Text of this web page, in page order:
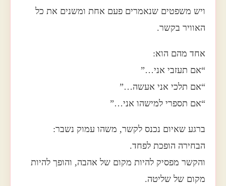
ויש משפטים שנאמרים פעם אחת ומשנים את כל
האוויר בקשר.
אחד מהם הוא:
“אם תעזבי אני…”
“אם תלכי אני אעשה…”
“אם תספרי למישהו אני…”
ברגע שאיום נכנס לקשר, משהו עמוק נשבר:
הבחירה הופכת לפחד.
והקשר מפסיק להיות מקום של אהבה, והופך להיות
מקום של שליטה.